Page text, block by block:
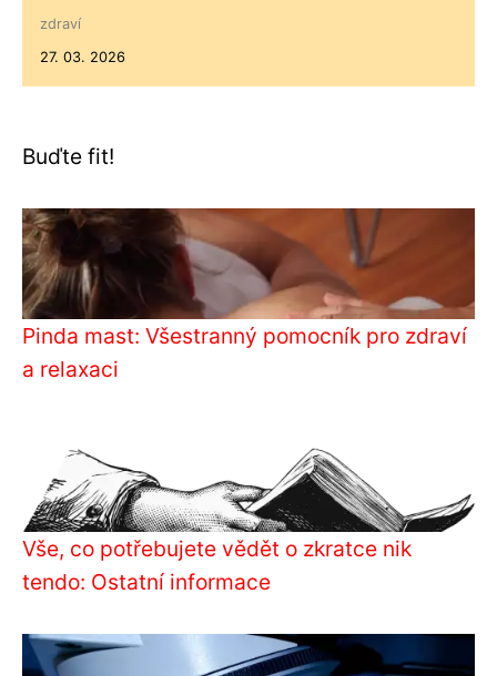
zdraví
27. 03. 2026
Buďte fit!
Pinda mast: Všestranný pomocník pro zdraví
a relaxaci
Vše, co potřebujete vědět o zkratce nik
tendo: Ostatní informace